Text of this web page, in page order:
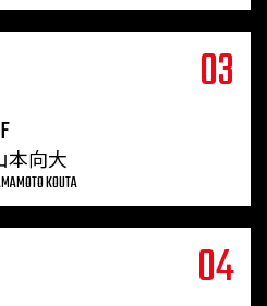
03
本向大
KOUTA
04